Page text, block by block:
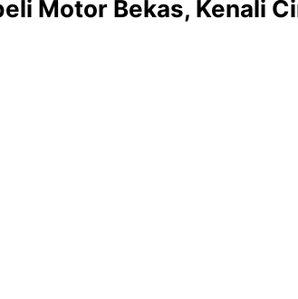
Motor Bekas, Kenali